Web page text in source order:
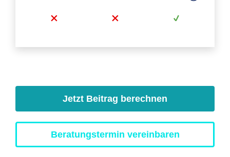
Jetzt Beitrag berechnen
Beratungstermin vereinbaren